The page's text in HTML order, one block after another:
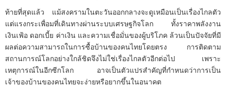
ท้ายที่สุดแล้ว แม้สงครามในตะวันออกกลางจะดูเหมือนเป็นเรื่องไกลตัว
แต่แรงกระเพื่อมที่เดินทางผ่านระบบเศรษฐกิจโลก ทั้งราคาพลังงาน
เงินเฟ้อ ดอกเบี้ย ค่าเงิน และความเชื่อมั่นของผู้บริโภค ล้วนเป็นปัจจัยที่มี
ผลต่อความสามารถในการซื้อบ้านของคนไทยโดยตรง การติดตาม
สถานการณ์โลกอย่างใกล้ชิดจึงไม่ใช่เรื่องไกลตัวอีกต่อไป เพราะ
เหตุการณ์ในอีกซีกโลก อาจเป็นตัวแปรสำคัญที่กำหนดว่าการเป็น
เจ้าของบ้านของคนไทยจะง่ายหรือยากขึ้นในอนาคต